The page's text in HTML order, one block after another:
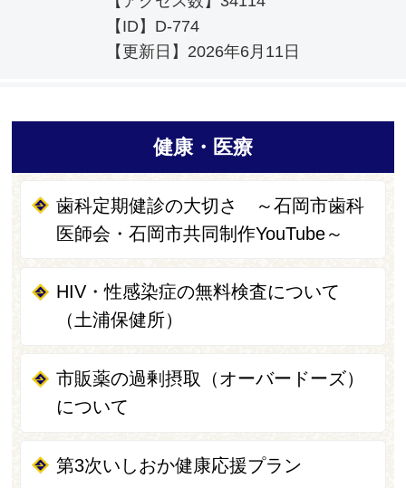
【ID】 D-774
【更新日】 2026年6月11日
健康・医療
歯科定期健診の大切さ ～石岡市歯科
医師会・石岡市共同制作YouTube～
HIV・性感染症の無料検査について
（土浦保健所）
市販薬の過剰摂取（オーバードーズ）
について
第3次いしおか健康応援プラン